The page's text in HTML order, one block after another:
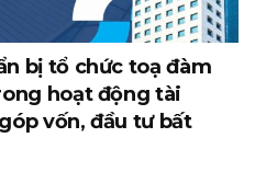
bị tổ chức toạ đàm
hoạt động tài
vốn, đầu tư bất